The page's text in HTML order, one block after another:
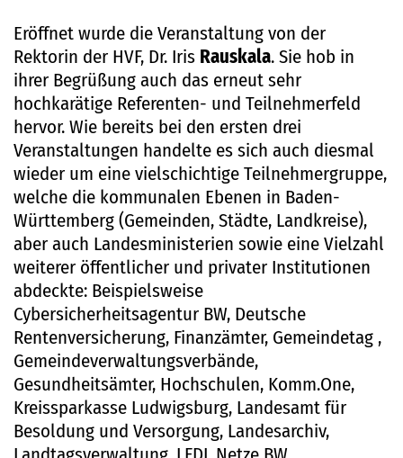
Eröffnet wurde die Veranstaltung von der
Rektorin der HVF, Dr. Iris Rauskala. Sie hob in
ihrer Begrüßung auch das erneut sehr
hochkarätige Referenten- und Teilnehmerfeld
hervor. Wie bereits bei den ersten drei
Veranstaltungen handelte es sich auch diesmal
wieder um eine vielschichtige Teilnehmergruppe,
welche die kommunalen Ebenen in Baden-
Württemberg (Gemeinden, Städte, Landkreise),
aber auch Landesministerien sowie eine Vielzahl
weiterer öffentlicher und privater Institutionen
abdeckte: Beispielsweise
Cybersicherheitsagentur BW, Deutsche
Rentenversicherung, Finanzämter, Gemeindetag ,
Gemeindeverwaltungsverbände,
Gesundheitsämter, Hochschulen, Komm.One,
Kreissparkasse Ludwigsburg, Landesamt für
Besoldung und Versorgung, Landesarchiv,